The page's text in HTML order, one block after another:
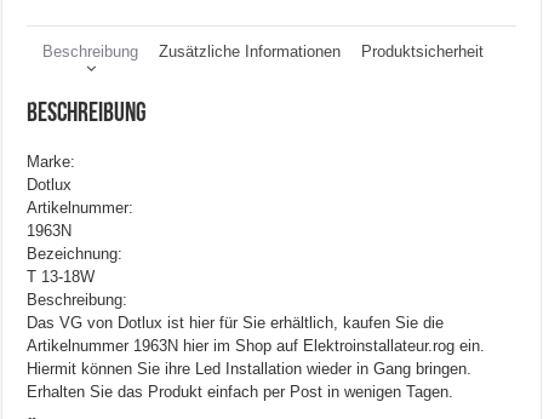
Beschreibung Zusätzliche Informationen Produktsicherheit
Beschreibung
Marke:
Dotlux
Artikelnummer:
1963N
Bezeichnung:
T 13-18W
Beschreibung:
Das VG von Dotlux ist hier für Sie erhältlich, kaufen Sie die
Artikelnummer 1963N hier im Shop auf Elektroinstallateur.rog ein.
Hiermit können Sie ihre Led Installation wieder in Gang bringen.
Erhalten Sie das Produkt einfach per Post in wenigen Tagen.